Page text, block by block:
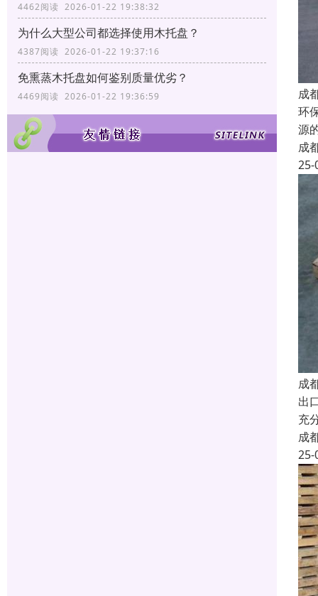
4462阅读 2026-01-22 19:38:32
为什么大型公司都选择使用木托盘？
4387阅读 2026-01-22 19:37:16
免熏蒸木托盘如何鉴别质量优劣？
4469阅读 2026-01-22 19:36:59
成
环
源
成
25-
成
出
充
成
25-